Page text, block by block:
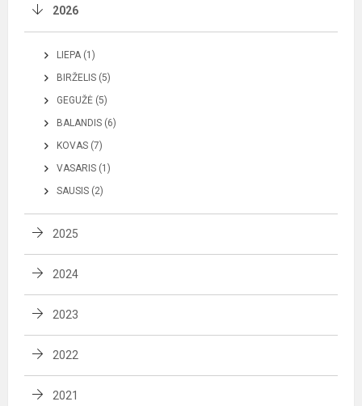
2026
LIEPA (1)
BIRŽELIS (5)
GEGUŽĖ (5)
BALANDIS (6)
KOVAS (7)
VASARIS (1)
SAUSIS (2)
2025
2024
2023
2022
2021